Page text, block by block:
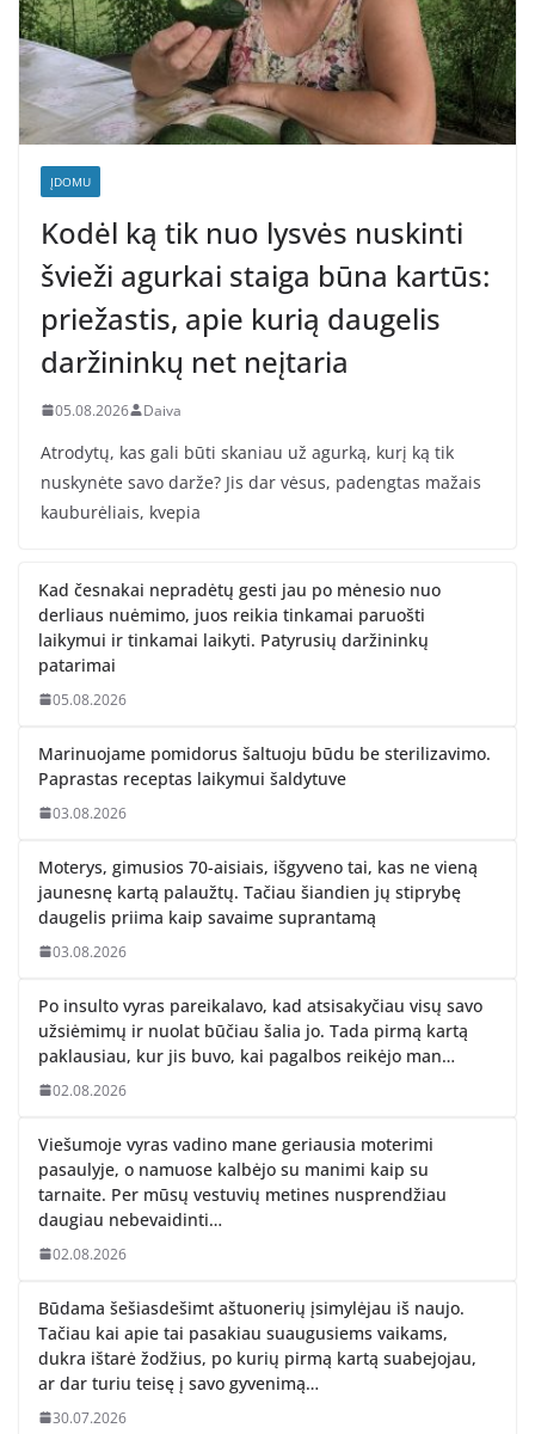
ĮDOMU
Kodėl ką tik nuo lysvės nuskinti
švieži agurkai staiga būna kartūs:
priežastis, apie kurią daugelis
daržininkų net neįtaria
05.08.2026 Daiva
Atrodytų, kas gali būti skaniau už agurką, kurį ką tik
nuskynėte savo darže? Jis dar vėsus, padengtas mažais
kauburėliais, kvepia
Kad česnakai nepradėtų gesti jau po mėnesio nuo
derliaus nuėmimo, juos reikia tinkamai paruošti
laikymui ir tinkamai laikyti. Patyrusių daržininkų
patarimai
05.08.2026
Marinuojame pomidorus šaltuoju būdu be sterilizavimo.
Paprastas receptas laikymui šaldytuve
03.08.2026
Moterys, gimusios 70-aisiais, išgyveno tai, kas ne vieną
jaunesnę kartą palaužtų. Tačiau šiandien jų stiprybę
daugelis priima kaip savaime suprantamą
03.08.2026
Po insulto vyras pareikalavo, kad atsisakyčiau visų savo
užsiėmimų ir nuolat būčiau šalia jo. Tada pirmą kartą
paklausiau, kur jis buvo, kai pagalbos reikėjo man…
02.08.2026
Viešumoje vyras vadino mane geriausia moterimi
pasaulyje, o namuose kalbėjo su manimi kaip su
tarnaite. Per mūsų vestuvių metines nusprendžiau
daugiau nebevaidinti…
02.08.2026
Būdama šešiasdešimt aštuonerių įsimylėjau iš naujo.
Tačiau kai apie tai pasakiau suaugusiems vaikams,
dukra ištarė žodžius, po kurių pirmą kartą suabejojau,
ar dar turiu teisę į savo gyvenimą…
30.07.2026